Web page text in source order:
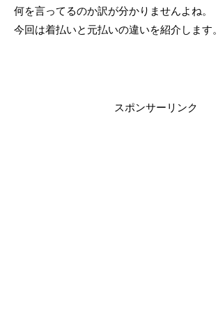
何を言ってるのか訳が分かりませんよね。
今回は着払いと元払いの違いを紹介します。
スポンサーリンク